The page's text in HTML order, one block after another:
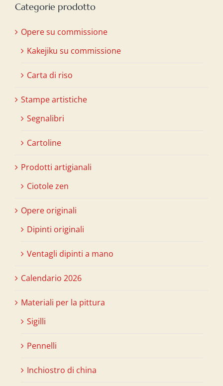
Categorie prodotto
Opere su commissione
Kakejiku su commissione
Carta di riso
Stampe artistiche
Segnalibri
Cartoline
Prodotti artigianali
Ciotole zen
Opere originali
Dipinti originali
Ventagli dipinti a mano
Calendario 2026
Materiali per la pittura
Sigilli
Pennelli
Inchiostro di china